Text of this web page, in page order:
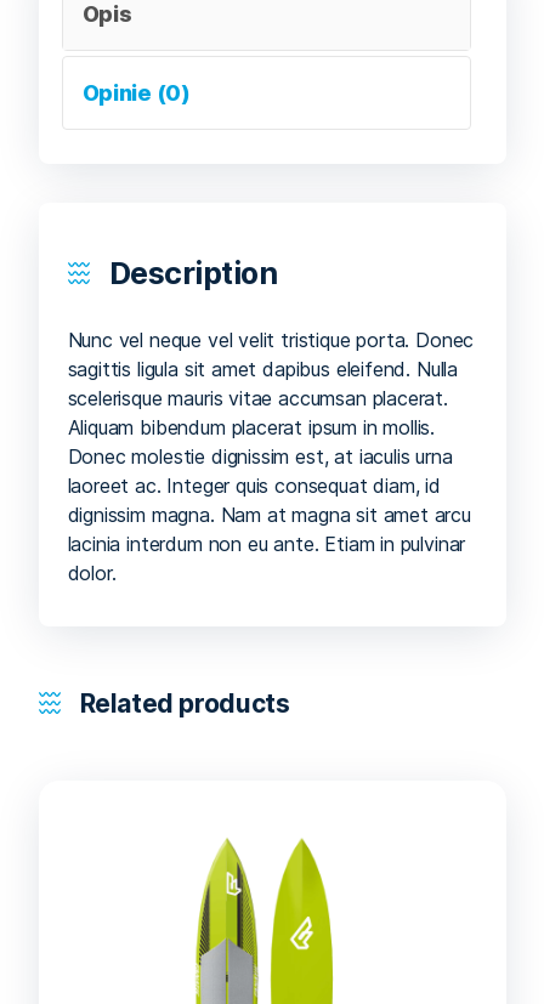
Opis
Opinie (0)
Description
Nunc vel neque vel velit tristique porta. Donec
sagittis ligula sit amet dapibus eleifend. Nulla
scelerisque mauris vitae accumsan placerat.
Aliquam bibendum placerat ipsum in mollis.
Donec molestie dignissim est, at iaculis urna
laoreet ac. Integer quis consequat diam, id
dignissim magna. Nam at magna sit amet arcu
lacinia interdum non eu ante. Etiam in pulvinar
dolor.
Related products